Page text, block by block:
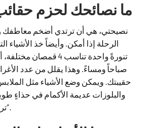
13- ما نصائحك لحزم
الرحلة إذا أمكن. وأيضاً خذ الأشياء
تنورةً واحدة تناسب 4
صباحاً ومساءً. وهذا يقلل من عدد
حقيبتك. ويمكن وضع الأشياء مثل
والبلوزات عديمة الأكمام في حذاءٍ
ترتديه على متن الطائرة”.